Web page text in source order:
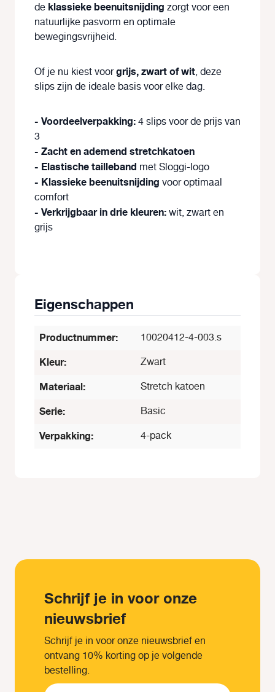
de klassieke beenuitsnijding zorgt voor een
natuurlijke pasvorm en optimale
bewegingsvrijheid.
Of je nu kiest voorgrijs, zwart of wit, deze
slips zijn de ideale basis voor elke dag.
- Voordeelverpakking:4 slips voor de prijs van
3
- Zacht en ademend stretchkatoen
- Elastische tailleband met Sloggi-logo
- Klassieke beenuitsnijding voor optimaal
comfort
- Verkrijgbaar in drie kleuren:wit, zwart en
grijs
Eigenschappen
Productnummer: 10020412-4-003.s
Kleur: Zwart
Materiaal: Stretch katoen
Serie: Basic
Verpakking: 4-pack
Schrijf je in voor onze
nieuwsbrief
Schrijf je in voor onze nieuwsbrief en
ontvang 10% korting op je volgende
bestelling.